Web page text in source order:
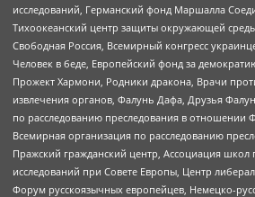
исследований, Германский фонд Маршалла
Тихоокеанский центр защиты окружающей
Свободная Россия, Всемирный конгресс
Человек в беде, Европейский фонд за
Прожект Хармони, Родники дракона, Врачи
извлечения органов, Фалунь Дафа, Друзья
по расследованию преследования в отношении
Всемирная организация по расследованию
Пражский гражданский центр, Ассоциация школ
исследований при Совете Европы, Центр
Форум русскоязычных европейцев, Немецко-